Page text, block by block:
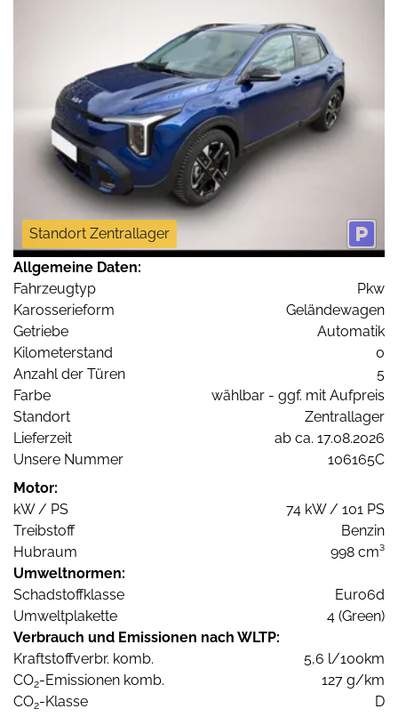
Standort Zentrallager
Allgemeine Daten:
Fahrzeugtyp
Pkw
Karosserieform
Geländewagen
Getriebe
Automatik
Kilometerstand
0
Anzahl der Türen
5
Farbe
wählbar - ggf. mit Aufpreis
Standort
Zentrallager
Lieferzeit
ab ca. 17.08.2026
Unsere Nummer
106165C
Motor:
kW / PS
74 kW / 101 PS
Treibstoff
Benzin
Hubraum
998 cm³
Umweltnormen:
Schadstoffklasse
Euro6d
Umweltplakette
4 (Green)
Verbrauch und Emissionen nach WLTP:
Kraftstoffverbr. komb.
5,6 l/100km
CO2-Emissionen komb.
127 g/km
CO2-Klasse D